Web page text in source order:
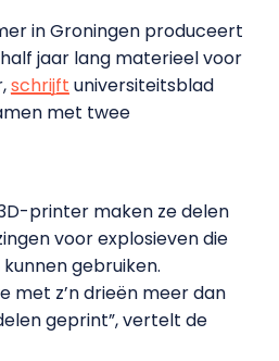
in Groningen produceert
jaar lang materieel voor
schrijft universiteitsblad
met twee
printer maken ze delen
voor explosieven die
gebruiken.
met z’n drieën meer dan
geprint”, vertelt de